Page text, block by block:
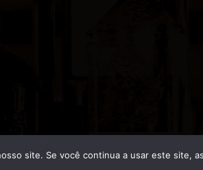
Todos os direitos reservados.
site. Se você continua a usar este site,